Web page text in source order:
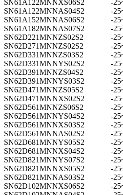
SN61A122MNNXS06S2
-
SN61A122MNNAS04S2
-
SN61A152MNNAS06S2
-
SN61A182MNNAS07S2
-
SN62D221MNNZS02S2
-
SN62D271MNNZS02S2
-
SN62D331MNNZS03S2
-
SN62D331MNNYS02S2
-
SN62D391MNNZS04S2
-
SN62D391MNNYS03S2
-
SN62D471MNNZS05S2
-
SN62D471MNNXS02S2
-
SN62D561MNNZS06S2
-
SN62D561MNNYS04S2
-
SN62D561MNNXS03S2
-
SN62D561MNNAS02S2
-
SN62D681MNNYS05S2
-
SN62D681MNNXS04S2
-
SN62D821MNNYS07S2
-
SN62D821MNNXS05S2
-
SN62D821MNNAS03S2
-
SN62D102MNNXS06S2
-